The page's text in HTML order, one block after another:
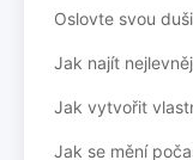
Oslovte svou
Jak najít
Jak vytvořit
Jak se mění